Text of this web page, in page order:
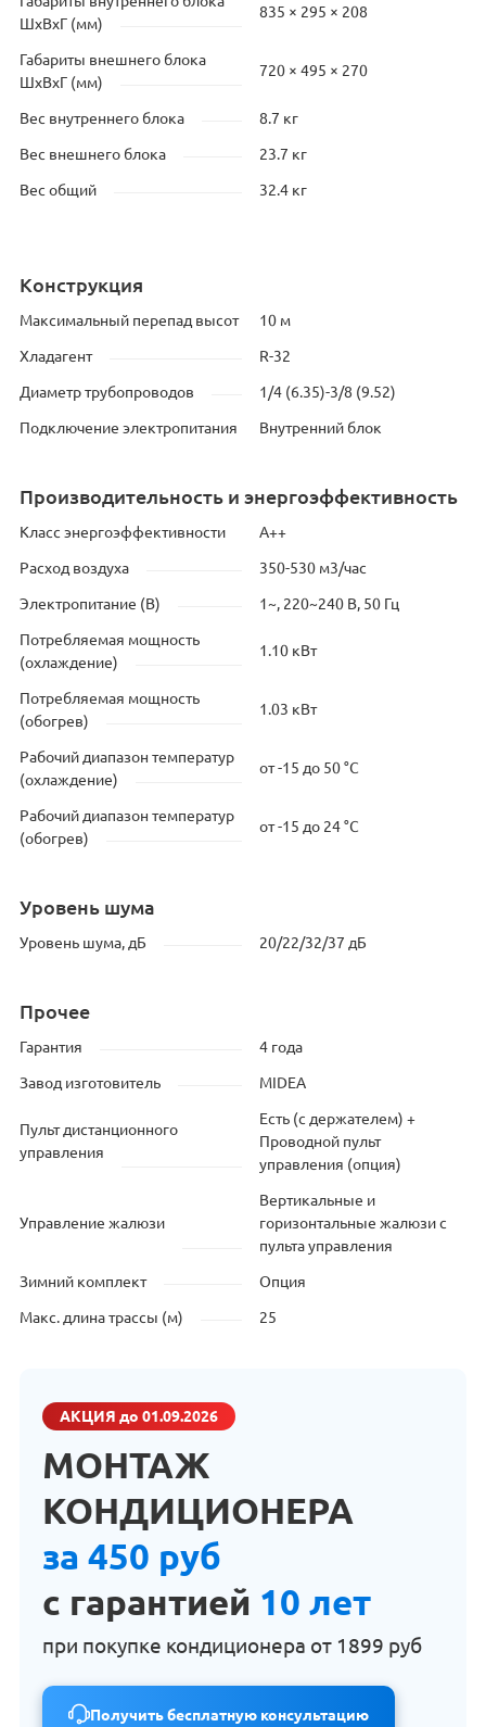
ШхВхГ (мм)
835 × 295 × 208
Габариты внешнего блока
ШхВхГ (мм)
720 × 495 × 270
Вес внутреннего блока 8.7 кг
Вес внешнего блока 23.7 кг
Вес общий 32.4 кг
Конструкция
Максимальный перепад высот 10 м
Хладагент R-32
Диаметр трубопроводов 1/4 (6.35)-3/8 (9.52)
Подключение электропитания Внутренний блок
Производительность и энергоэффективность
Класс энергоэффективности A++
Расход воздуха 350-530 м3/час
Электропитание (В) 1~, 220~240 В, 50 Гц
Потребляемая мощность
(охлаждение)
1.10 кВт
Потребляемая мощность
(обогрев)
1.03 кВт
Рабочий диапазон температур
(охлаждение)
от -15 до 50 °C
Рабочий диапазон температур
(обогрев)
от -15 до 24 °C
Уровень шума
Уровень шума, дБ 20/22/32/37 дБ
Прочее
Гарантия 4 года
Завод изготовитель MIDEA
Пульт дистанционного
управления
Есть (с держателем) +
Проводной пульт
управления (опция)
Управление жалюзи
Вертикальные и
горизонтальные жалюзи с
пульта управления
Зимний комплект Опция
Макс. длина трассы (м) 25
АКЦИЯ до 01.09.2026
МОНТАЖ
КОНДИЦИОНЕРА
за 450 руб
с гарантией 10 лет
при покупке кондиционера от 1899 руб
Получить бесплатную консультацию